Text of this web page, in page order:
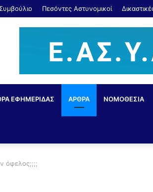
Πεσόντες Αστυνομικοί
ΕΦΗΜΕΡΙΔΑΣ ΑΡΘΡΑ ΝΟΜΟΘΕΣΙΑ
όφελος;;;;